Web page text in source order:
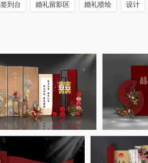
到台 婚礼留影区 婚礼喷绘 设计